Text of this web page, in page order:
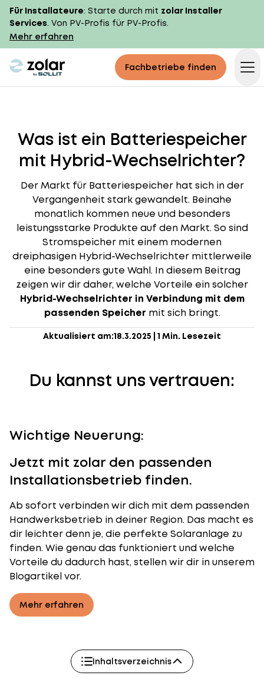
Für Installateure: Starte durch mit zolar Installer
Services. Von PV-Profis für PV-Profis.
Mehr erfahren
zolar logo Fachbetriebe finden
Was ist ein Batteriespeicher
mit Hybrid-Wechselrichter?
Der Markt für Batteriespeicher hat sich in der
Vergangenheit stark gewandelt. Beinahe
monatlich kommen neue und besonders
leistungsstarke Produkte auf den Markt. So sind
Stromspeicher mit einem modernen
dreiphasigen Hybrid-Wechselrichter mittlerweile
eine besonders gute Wahl. In diesem Beitrag
zeigen wir dir daher, welche Vorteile ein solcher
Hybrid-Wechselrichter in Verbindung mit dem
passenden Speicher mit sich bringt.
Aktualisiert am:18.3.2025 1 Min. Lesezeit
Du kannst uns vertrauen:
Wichtige Neuerung:
Jetzt mit zolar den passenden
Installationsbetrieb finden.
Ab sofort verbinden wir dich mit dem passenden
Handwerksbetrieb in deiner Region. Das macht es
dir leichter denn je, die perfekte Solaranlage zu
finden. Wie genau das funktioniert und welche
Vorteile du dadurch hast, stellen wir dir in unserem
Blogartikel vor.
Mehr erfahren
Inhaltsverzeichnis